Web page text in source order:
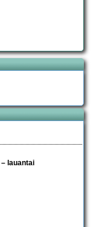
– lauantai